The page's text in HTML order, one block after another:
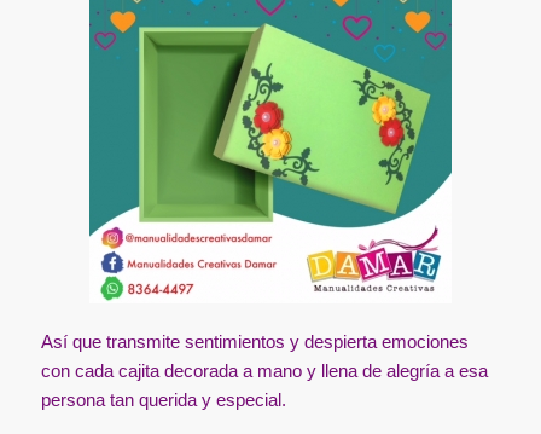
Así que transmite sentimientos y despierta emociones
con cada cajita decorada a mano y llena de alegría a esa
persona tan querida y especial.